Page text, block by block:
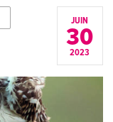
JUIN
30
2023